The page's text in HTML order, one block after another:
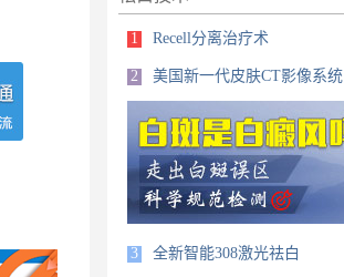
1 Recell分离治疗术
2 美国新一代皮肤CT影像系统
全新智能308激光祛白